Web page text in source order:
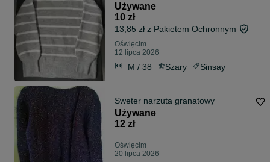
Używane
10 zł
13,85 zł z Pakietem Ochronnym
Oświęcim
12 lipca 2026
M / 38 Szary Sinsay
Sweter narzuta granatowy
Używane
12 zł
Oświęcim
20 lipca 2026